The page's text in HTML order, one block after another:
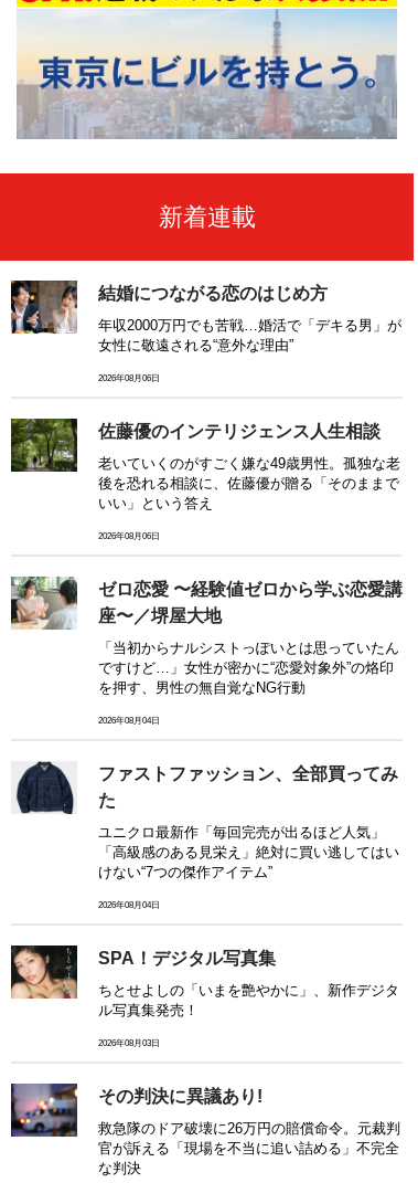
新着連載
結婚につながる恋のはじめ方
年収2000万円でも苦戦…婚活で「デキる男」が
女性に敬遠される“意外な理由”
2026年08月06日
佐藤優のインテリジェンス人生相談
老いていくのがすごく嫌な49歳男性。孤独な老
後を恐れる相談に、佐藤優が贈る「そのままで
いい」という答え
2026年08月06日
ゼロ恋愛 〜経験値ゼロから学ぶ恋愛講
座〜／堺屋大地
「当初からナルシストっぽいとは思っていたん
ですけど…」女性が密かに“恋愛対象外”の烙印
を押す、男性の無自覚なNG行動
2026年08月04日
ファストファッション、全部買ってみ
た
ユニクロ最新作「毎回完売が出るほど人気」
「高級感のある見栄え」絶対に買い逃してはい
けない“7つの傑作アイテム”
2026年08月04日
SPA！デジタル写真集
ちとせよしの「いまを艶やかに」、新作デジタ
ル写真集発売！
2026年08月03日
その判決に異議あり!
救急隊のドア破壊に26万円の賠償命令。元裁判
官が訴える「現場を不当に追い詰める」不完全
な判決